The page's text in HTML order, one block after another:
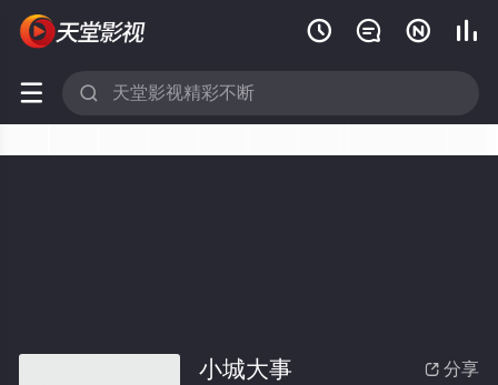
   
 
 分享
小城大事